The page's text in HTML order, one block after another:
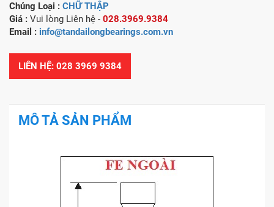
Chủng Loại : CHỮ THẬP
Giá : Vui lòng Liên hệ - 028.3969.9384
Email : info@tandailongbearings.com.vn
LIÊN HỆ: 028 3969 9384
MÔ TẢ SẢN PHẨM